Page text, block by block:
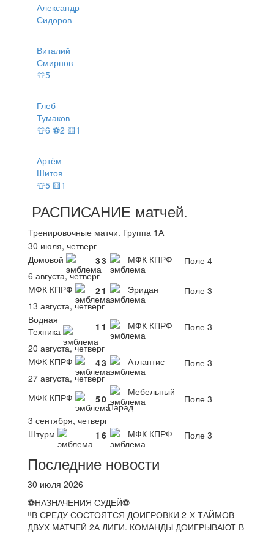
Александр
Сидоров
Виталий
Смирнов
👕5
Глеб
Тумаков
👕6 ⚽2 🟨1
Артём
Шитов
👕5 🟨1
РАСПИСАНИЕ матчей.
Тренировочные матчи. Группа 1А
30 июля, четверг
Домовой
33 МФК КПРФ
Поле 4
6 августа, четверг
МФК КПРФ
21 Эридан
Поле 3
13 августа, четверг
Водная
Техника
1 1 МФК КПРФ
Поле 3
20 августа, четверг
МФК КПРФ
43 Атлантис
Поле 3
27 августа, четверг
МФК КПРФ
50
Мебельный
Парад
Поле 3
3 сентября, четверг
Штурм
1 6 МФК КПРФ Поле 3
Последние новости
30 июля 2026
⚽НАЗНАЧЕНИЯ СУДЕЙ⚽
‼В СРЕДУ СОСТОЯТСЯ ДОИГРОВКИ 2-Х ТАЙМОВ
ДВУХ МАТЧЕЙ 2А ЛИГИ. КОМАНДЫ ДОИГРЫВАЮТ В